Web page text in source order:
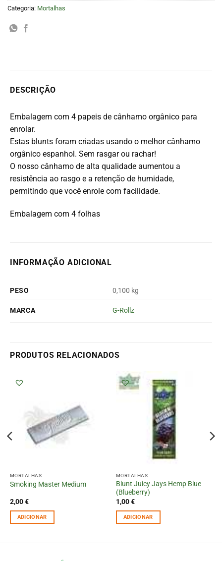
Categoria: Mortalhas
DESCRIÇÃO
Embalagem com 4 papeis de cânhamo orgânico para
enrolar.
Estas blunts foram criadas usando o melhor cânhamo
orgânico espanhol. Sem rasgar ou rachar!
O nosso cânhamo de alta qualidade aumentou a
resistência ao rasgo e a retenção de humidade,
permitindo que você enrole com facilidade.
Embalagem com 4 folhas
INFORMAÇÃO ADICIONAL
PESO 0,100 kg
MARCA G-Rollz
PRODUTOS RELACIONADOS
MORTALHAS
Smoking Master Medium
2,00€
ADICIONAR
MORTALHAS
Blunt Juicy Jays Hemp Blue
(Blueberry)
1,00€
ADICIONAR